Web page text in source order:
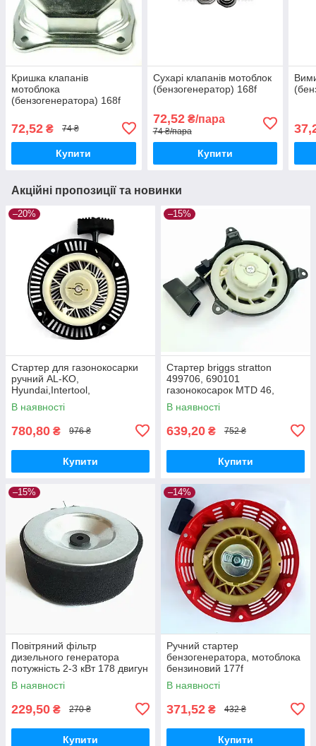
Кришка клапанів
мотоблока
(бензогенератора) 168f
72,52 ₴ 74 ₴
Купити
Сухарі клапанів мотоблок
(бензогенератор) 168f
72,52₴/пара
74 ₴/пара
Купити
Акційні пропозиції та новинки
–20%
Стартер для газонокосарки
ручний AL-KO,
Hyundai,Intertool,
NAC,VITALS, ПріТОН,Iron
Angel,Einhell
В наявності
780,80 ₴ 976 ₴
Купити
–15%
Стартер briggs stratton
499706, 690101
газонокосарок MTD 46,
Viking, ALKO
В наявності
639,20 ₴ 752 ₴
Купити
–15%
Повітряний фільтр
дизельного генератора
потужність 2-3 кВт 178 двигун
В наявності
229,50 ₴ 270 ₴
Купити
–14%
Ручний стартер
бензогенератора, мотоблока
бензиновий 177f
В наявності
371,52 ₴ 432 ₴
Купити